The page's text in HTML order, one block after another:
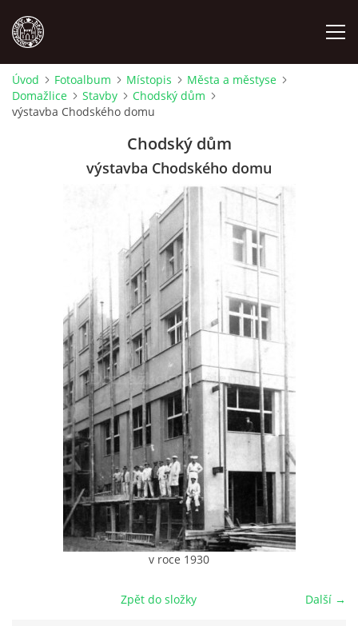
MÍSTOPIS
DŮL NA SLÍDU (NA KOLE)
Kontakt:
tel. 773 916 275
info@domdej.cz
--------------------------------------------------------------
Tento projekt je realizován za finanční podpory
Úvod Fotoalbum Místopis
Města a městyse
Domažlice
Stavby
Chodský dům
výstavba Chodského domu
Chodský dům
výstavba Chodského domu
v roce 1930
Další →
Zpět do složky